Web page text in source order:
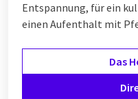
Entspannung, für ein
einen Aufenthalt mit
Das